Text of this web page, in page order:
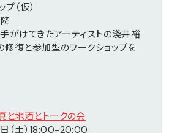
（仮）
がけてきたアーティストの淺井裕
修復と参加型のワークショップを
地酒とトークの会
（土）18:00-20:00